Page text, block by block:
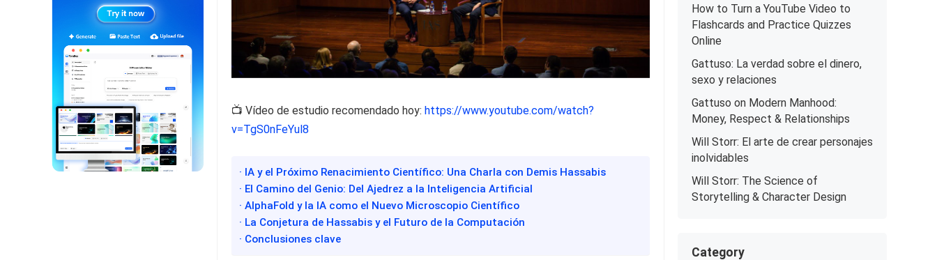
📺 Vídeo de estudio recomendado hoy: https://www.youtube.com/watch?
v=TgS0nFeYul8
· IA y el Próximo Renacimiento Científico: Una Charla con Demis Hassabis
· El Camino del Genio: Del Ajedrez a la Inteligencia Artificial
· AlphaFold y la IA como el Nuevo Microscopio Científico
· La Conjetura de Hassabis y el Futuro de la Computación
· Conclusiones clave
How to Turn a YouTube Video to
Flashcards and Practice Quizzes
Online
Gattuso: La verdad sobre el dinero,
sexo y relaciones
Gattuso on Modern Manhood:
Money, Respect & Relationships
Will Storr: El arte de crear personajes
inolvidables
Will Storr: The Science of
Storytelling & Character Design
Category